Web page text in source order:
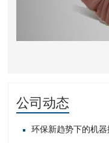
公司动态
环保新趋势下的机